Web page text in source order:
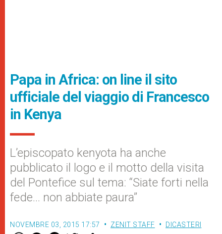
Papa in Africa: on line il sito
ufficiale del viaggio di Francesco
in Kenya
L’episcopato kenyota ha anche
pubblicato il logo e il motto della visita
del Pontefice sul tema: “Siate forti nella
fede… non abbiate paura”
NOVEMBRE 03, 2015 17:57 ZENIT STAFF DICASTERI